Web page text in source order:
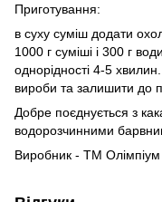
Приготування:
в суху суміш додати
1000 г суміші і 300 г
однорідності 4-5
вироби та залишити до
Добре поєднується з
водорозчинними
Виробник - ТМ Олімпіум